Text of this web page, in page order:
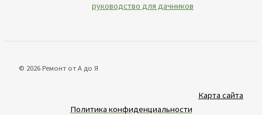
руководство для дачников
© 2026 Ремонт от А до Я
Карта сайта
Политика конфиденциальности